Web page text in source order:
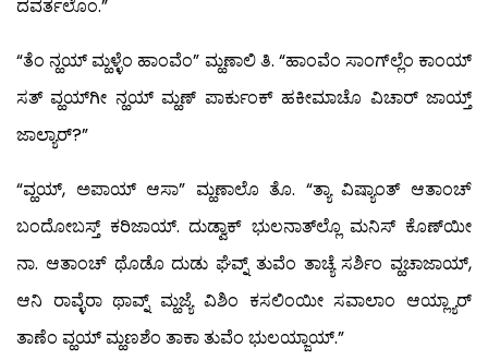
ದವರ್ತಲೊಂ.”
“ತೆಂ ನ್ಹಯ್ ಮ್ಹಳ್ಳೆಂ ಹಾಂವೆಂ” ಮ್ಹಣಾಲಿ ತಿ. “ಹಾಂವೆಂ ಸಾಂಗ್‍ಲ್ಲೆಂ ಕಾಂಯ್
ಸತ್ ವ್ಹಯ್‍ಗೀ ನ್ಹಯ್ ಮ್ಹಣ್ ಪಾರ್ಕುಂಕ್ ಹಕೀಮಾಚೊ ವಿಚಾರ್ ಜಾಯ್ತ್
ಜಾಲ್ಯಾರ್?”
“ವ್ಹಯ್, ಅಪಾಯ್ ಆಸಾ” ಮ್ಹಣಾಲೊ ತೊ. “ತ್ಯಾ ವಿಷ್ಯಾಂತ್ ಆತಾಂಚ್
ಬಂದೋಬಸ್ತ್ ಕರಿಜಾಯ್. ದುಡ್ವಾಕ್ ಭುಲನಾತ್‍ಲ್ಲೊ ಮನಿಸ್ ಕೊಣ್‍ಯೀ
ನಾ. ಆತಾಂಚ್ ಥೊಡೊ ದುಡು ಘೆವ್ನ್ ತುವೆಂ ತಾಚ್ಯೆ ಸರ್ಶಿಂ ವ್ಹಚಾಜಾಯ್,
ಆನಿ ರಾವ್ಳೆರಾ ಥಾವ್ನ್ ಮ್ಹಜ್ಯೆ ವಿಶಿಂ ಕಸಲಿಂಯೀ ಸವಾಲಾಂ ಆಯ್ಲ್ಯಾರ್
ತಾಣೆಂ ವ್ಹಯ್ ಮ್ಹಣಶೆಂ ತಾಕಾ ತುವೆಂ ಭುಲಯ್ಜಾಯ್.”